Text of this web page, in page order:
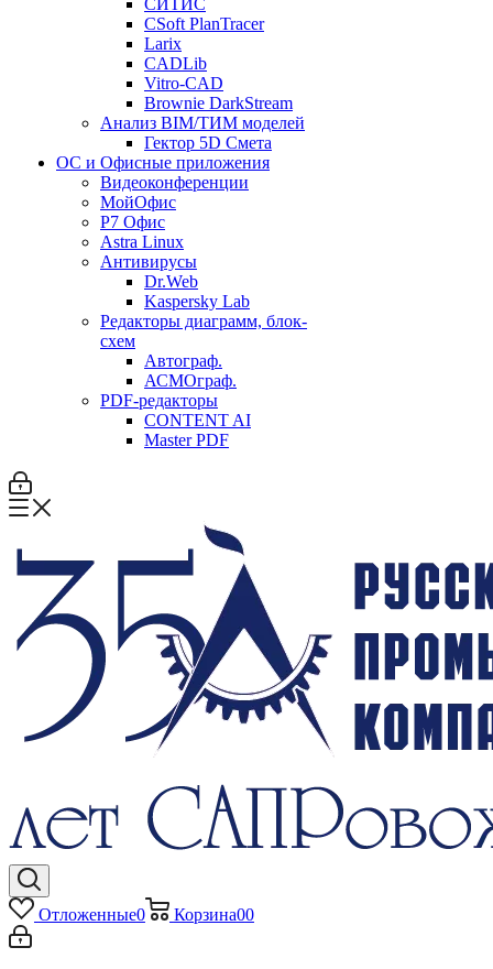
СИТИС
CSoft PlanTracer
Larix
CADLib
Vitro-CAD
Brownie DarkStream
Анализ BIM/ТИМ моделей
Гектор 5D Смета
ОС и Офисные приложения
Видеоконференции
МойОфис
P7 Офис
Astra Linux
Антивирусы
Dr.Web
Kaspersky Lab
Редакторы диаграмм, блок-
схем
Автограф.
АСМОграф.
PDF-редакторы
CONTENT AI
Master PDF
Отложенные0 Корзина00